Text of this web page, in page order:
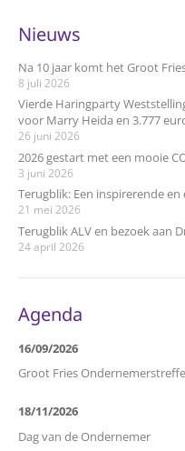
Nieuws
Na 10 jaar komt het Groot
8 juli 2026
Vierde Haringparty
voor Marry Heida en 3.777
26 juni 2026
2026 gestart met een mooie
3 juni 2026
Terugblik: Een inspirerende en
21 mei 2026
Terugblik ALV en bezoek aan
24 april 2026
Agenda
16/09/2026
Groot Fries
18/11/2026
Dag van de Ondernemer